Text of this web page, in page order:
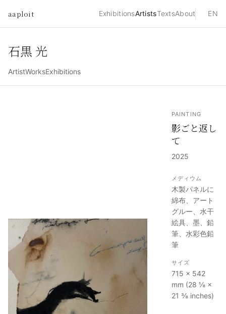
aaploit ExhibitionsArtistsTextsAbout EN
石黒 光
ArtistWorksExhibitions
PAINTING
影ごと返し
て
2025
メディウム
木製パネルに
綿布、アート
グルー、水干
絵具、墨、鉛
筆、水彩色鉛
筆
サイズ
715 × 542
mm (28 ⅛ ×
21 ⅜ inches)